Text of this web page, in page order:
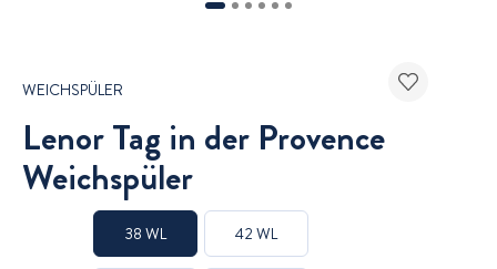
1 2 3 4 5 6
WEICHSPÜLER
Lenor Tag in der Provence
Weichspüler
38 WL 42 WL